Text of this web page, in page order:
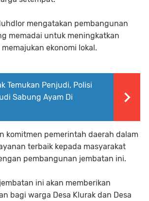
mengatakan pembangunan
memadai untuk meningkatkan
ekonomi lokal.
Temukan Penjudi, Polisi
Sabung Ayam Di
komitmen pemerintah daerah dalam
terbaik kepada masyarakat
pembangunan jembatan ini.
ini akan memberikan
bagi warga Desa Klurak dan Desa